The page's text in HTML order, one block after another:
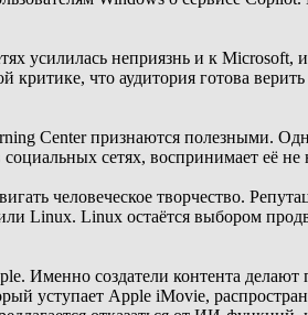
усилилась неприязнь и к
критике, что аудитория готова
Center признаются полезными.
сетях, воспринимает её
человеческое творчество.
Linux. Linux остаётся выбором
Именно создатели контента
уступает Apple iMovie,